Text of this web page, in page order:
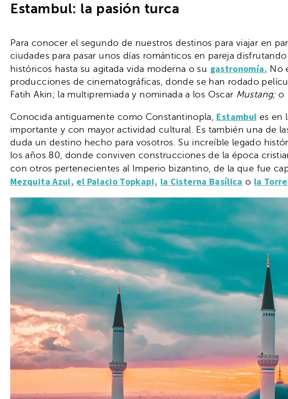
Estambul: la pasión turca
Para conocer el segundo de nuestros destinos para viajar en
ciudades para pasar unos días románticos en pareja
históricos hasta su agitada vida moderna o su gastronomía. No
producciones de cinematográficas, donde se han rodado
Fatih Akin; la multipremiada y nominada a los Oscar Mustang; o
Conocida antiguamente como Constantinopla, Estambul es en
importante y con mayor actividad cultural. Es también una de
duda un destino hecho para vosotros. Su increíble legado
los años 80, donde conviven construcciones de la época
con otros pertenecientes al Imperio bizantino, de la que fue
Mezquita Azul, el Palacio Topkapi, la Cisterna Basílica o la